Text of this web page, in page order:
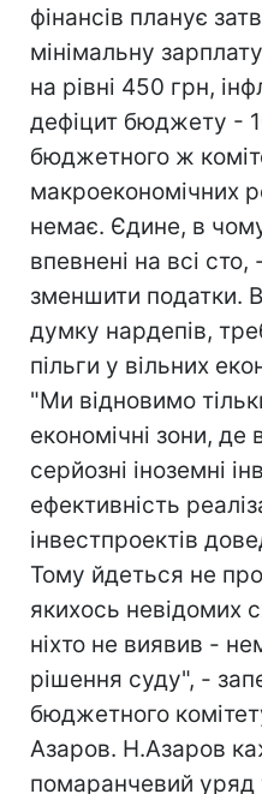
фінансів планує
мінімальну
на рівні 450 грн,
дефіцит бюджету -
бюджетного ж
макроекономічних
немає. Єдине, в
впевнені на всі
зменшити податки.
думку нардепів,
пільги у вільних
"Ми відновимо
економічні зони, де
серйозні іноземні
ефективність
інвестпроектів
Тому йдеться не
якихось невідомих
ніхто не виявив -
рішення суду", -
бюджетного
Азаров. Н.Азаров
помаранчевий уряд